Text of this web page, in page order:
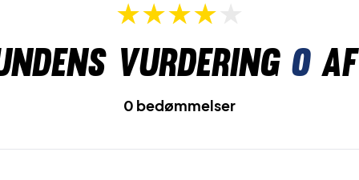
vurdering 0af
0 bedømmelser